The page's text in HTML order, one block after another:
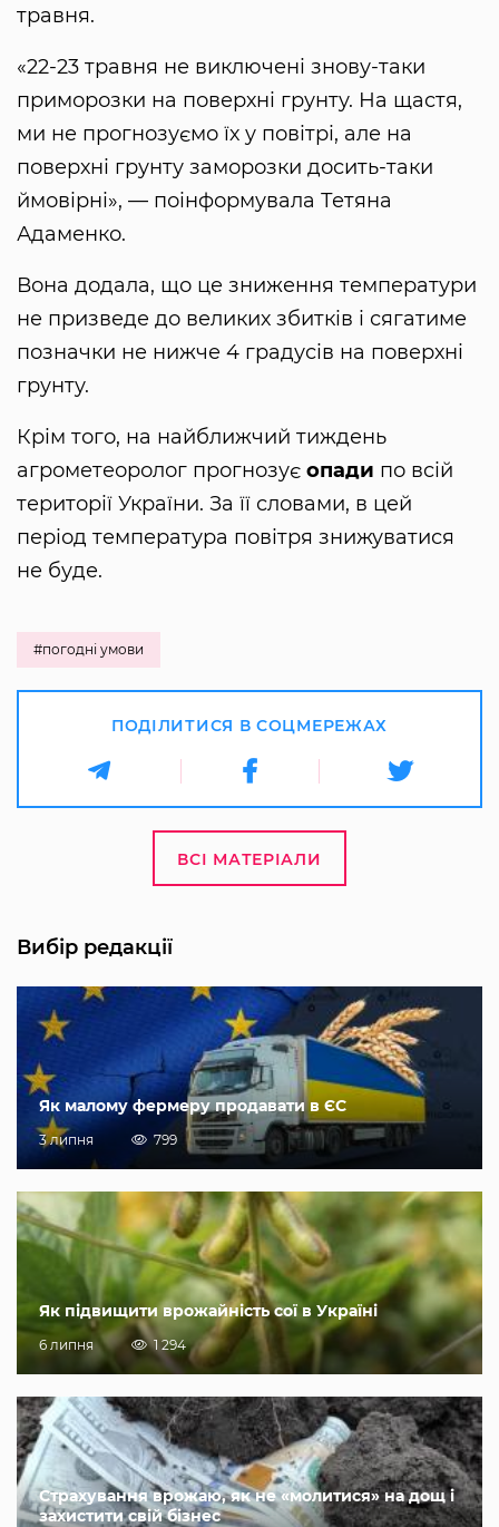
травня.
«22-23 травня не виключені знову-таки
приморозки на поверхні грунту. На щастя,
ми не прогнозуємо їх у повітрі, але на
поверхні грунту заморозки досить-таки
ймовірні», — поінформувала Тетяна
Адаменко.
Вона додала, що це зниження температури
не призведе до великих збитків і сягатиме
позначки не нижче 4 градусів на поверхні
грунту.
Крім того, на найближчий тиждень
агрометеоролог прогнозує опади по всій
території України. За її словами, в цей
період температура повітря знижуватися
не буде.
#погодні умови
ПОДІЛИТИСЯ В СОЦМЕРЕЖАХ
ВСІ МАТЕРІАЛИ
Вибір редакції
Як малому фермеру продавати в ЄС
3 липня 799
Як підвищити врожайність сої в Україні
6 липня 1 294
Страхування врожаю, як не «молитися» на дощ і
захистити свій бізнес